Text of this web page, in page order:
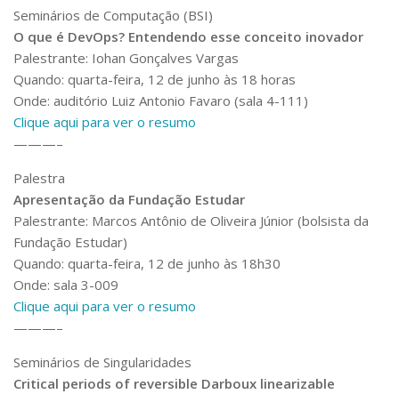
Agenda de Eventos
Defesa de Teses
Seminários de Computação (BSI)
O que é DevOps? Entendendo esse conceito inovador
Palestrante: Iohan Gonçalves Vargas
Quando: quarta-feira, 12 de junho às 18 horas
Onde: auditório Luiz Antonio Favaro (sala 4-111)
Clique aqui para ver o resumo
———–
Palestra
Apresentação da Fundação Estudar
Palestrante: Marcos Antônio de Oliveira Júnior (bolsista da
Fundação Estudar)
Quando: quarta-feira, 12 de junho às 18h30
Onde: sala 3-009
Clique aqui para ver o resumo
———–
Seminários de Singularidades
Critical periods of reversible Darboux linearizable